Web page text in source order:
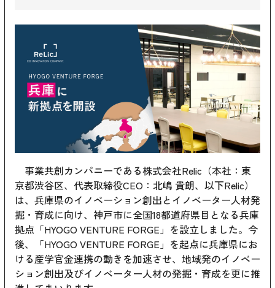
事業共創カンパニーである株式会社Relic（本社：東
京都渋谷区、代表取締役CEO：北嶋 貴朗、以下Relic）
は、兵庫県のイノベーション創出とイノベーター人材発
掘・育成に向け、神戸市に全国18都道府県目となる兵庫
拠点「HYOGO VENTURE FORGE」を設立しました。今
後、「HYOGO VENTURE FORGE」を起点に兵庫県にお
ける産学官金連携の動きを加速させ、地域発のイノベー
ション創出及びイノベーター人材の発掘・育成を更に推